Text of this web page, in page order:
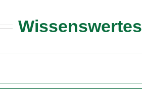
Wissenswertes